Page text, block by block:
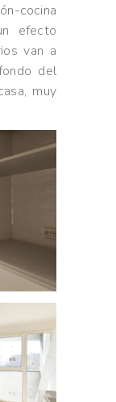
cocina
efecto
van a
del
muy